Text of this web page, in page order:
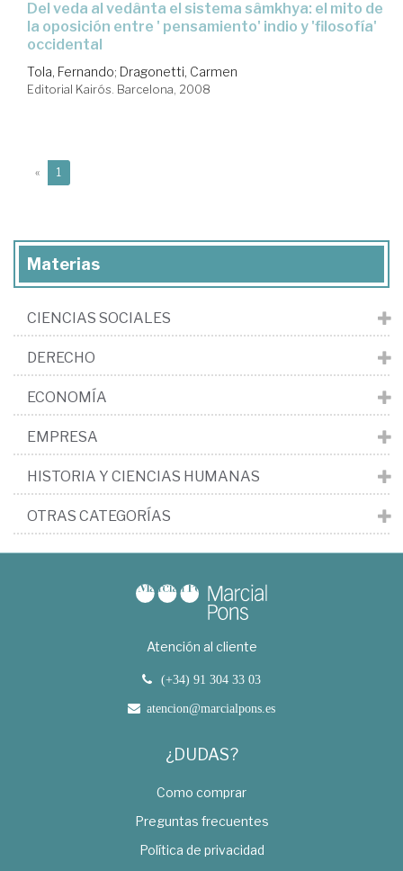
del veda al vedânta el sistema sâmkhya: el mito de
la oposición entre ' pensamiento' indio y 'filosofía'
occidental
Tola, Fernando; Dragonetti, Carmen
Editorial Kairós. Barcelona, 2008
« 1
Materias
CIENCIAS SOCIALES
DERECHO
ECONOMÍA
EMPRESA
HISTORIA Y CIENCIAS HUMANAS
OTRAS CATEGORÍAS
Atención al cliente
(+34) 91 304 33 03
atencion@marcialpons.es
¿DUDAS?
Como comprar
Preguntas frecuentes
Política de privacidad